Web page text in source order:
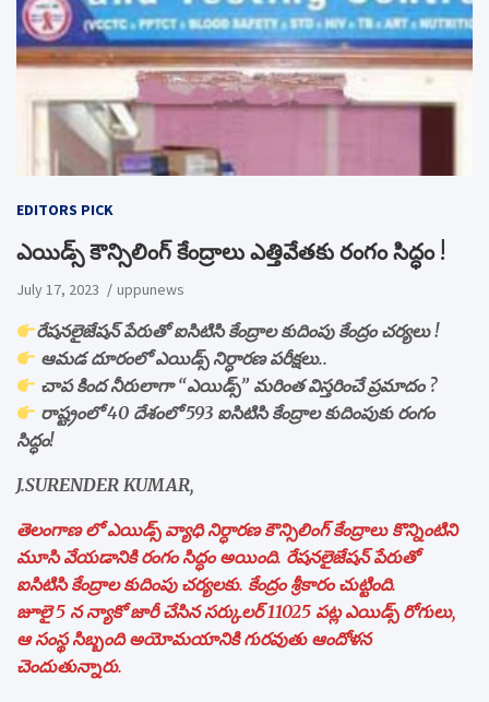
EDITORS PICK
ఎయిడ్స్ కౌన్సిలింగ్ కేంద్రాలు ఎత్తివేతకు రంగం సిద్ధం !
July 17, 2023 uppunews
రేషనలైజేషన్ పేరుతో ఐసిటిసి కేంద్రాల కుదింపు కేంద్రం చర్యలు !
ఆమడ దూరంలో ఎయిడ్స్ నిర్ధారణ పరీక్షలు..
చాప కింద నీరులాగా “ఎయిడ్స్” మరింత విస్తరించే ప్రమాదం ?
రాష్ట్రంలో 40 దేశంలో 593 ఐసిటిసి కేంద్రాల కుదింపుకు రంగం
సిద్ధం!
J.SURENDER KUMAR,
తెలంగాణ లో ఎయిడ్స్ వ్యాధి నిర్ధారణ కౌన్సిలింగ్ కేంద్రాలు కొన్నింటిని
మూసి వేయడానికి రంగం సిద్ధం అయింది. రేషనలైజేషన్ పేరుతో
ఐసిటిసి కేంద్రాల కుదింపు చర్యలకు. కేంద్రం శ్రీకారం చుట్టింది.
జూలై 5 న న్యాకో జారీ చేసిన సర్కులర్ 11025 పట్ల ఎయిడ్స్ రోగులు,
ఆ సంస్థ సిబ్బంది అయోమయానికి గురవుతు ఆందోళన
చెందుతున్నారు.